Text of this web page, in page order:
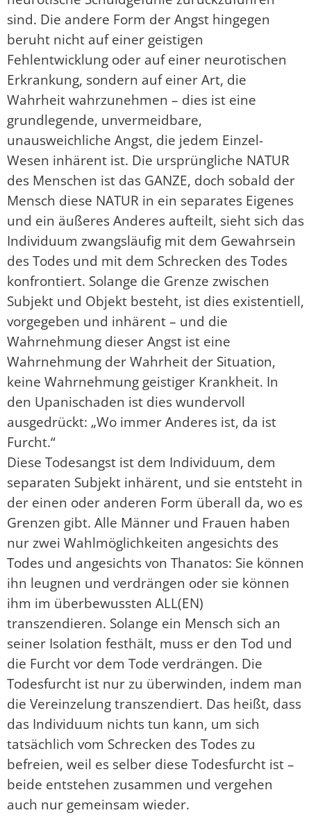
sind. Die andere Form der Angst hingegen
beruht nicht auf einer geistigen
Fehlentwicklung oder auf einer neurotischen
Erkrankung, sondern auf einer Art, die
Wahrheit wahrzunehmen – dies ist eine
grundlegende, unvermeidbare,
unausweichliche Angst, die jedem Einzel-
Wesen inhärent ist. Die ursprüngliche NATUR
des Menschen ist das GANZE, doch sobald der
Mensch diese NATUR in ein separates Eigenes
und ein äußeres Anderes aufteilt, sieht sich das
Individuum zwangsläufig mit dem Gewahrsein
des Todes und mit dem Schrecken des Todes
konfrontiert. Solange die Grenze zwischen
Subjekt und Objekt besteht, ist dies existentiell,
vorgegeben und inhärent – und die
Wahrnehmung dieser Angst ist eine
Wahrnehmung der Wahrheit der Situation,
keine Wahrnehmung geistiger Krankheit. In
den Upanischaden ist dies wundervoll
ausgedrückt: „Wo immer Anderes ist, da ist
Furcht.“
Diese Todesangst ist dem Individuum, dem
separaten Subjekt inhärent, und sie entsteht in
der einen oder anderen Form überall da, wo es
Grenzen gibt. Alle Männer und Frauen haben
nur zwei Wahlmöglichkeiten angesichts des
Todes und angesichts von Thanatos: Sie können
ihn leugnen und verdrängen oder sie können
ihm im überbewussten ALL(EN)
transzendieren. Solange ein Mensch sich an
seiner Isolation festhält, muss er den Tod und
die Furcht vor dem Tode verdrängen. Die
Todesfurcht ist nur zu überwinden, indem man
die Vereinzelung transzendiert. Das heißt, dass
das Individuum nichts tun kann, um sich
tatsächlich vom Schrecken des Todes zu
befreien, weil es selber diese Todesfurcht ist –
beide entstehen zusammen und vergehen
auch nur gemeinsam wieder.